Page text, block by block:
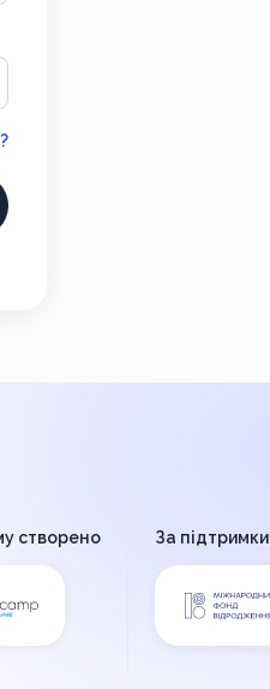
створено За підтримки